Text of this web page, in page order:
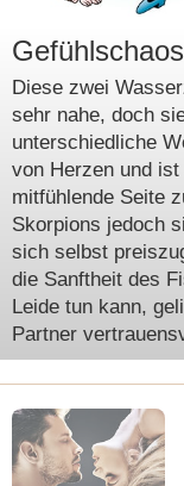
Gefühlschaos
Diese zwei
sehr nahe, doch
unterschiedliche
von Herzen und
mitfühlende Seite
Skorpions jedoch
sich selbst
die Sanftheit des
Leide tun kann,
Partner